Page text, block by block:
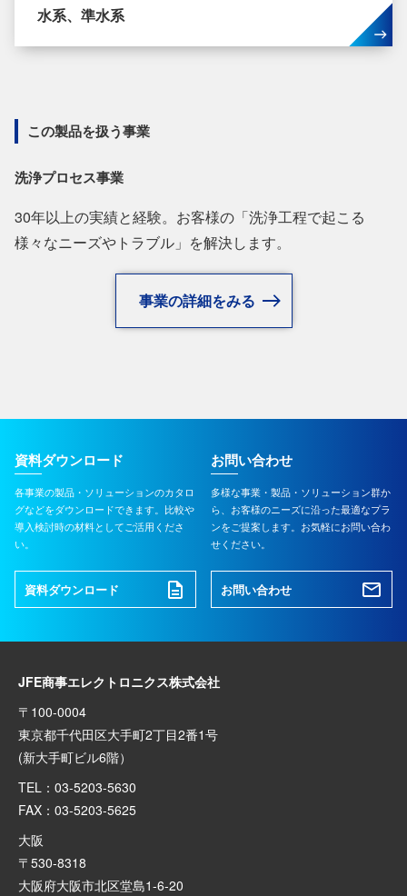
水系、準水系
この製品を扱う事業
洗浄プロセス事業
30年以上の実績と経験。お客様の「洗浄工程で起こる
様々なニーズやトラブル」を解決します。
事業の詳細をみる
資料ダウンロード
各事業の製品・ソリューションのカタロ
グなどをダウンロードできます。比較や
導入検討時の材料としてご活用くださ
い。
資料ダウンロード
お問い合わせ
多様な事業・製品・ソリューション群か
ら、お客様のニーズに沿った最適なプラ
ンをご提案します。お気軽にお問い合わ
せください。
お問い合わせ
JFE商事エレクトロニクス株式会社
〒100-0004
東京都千代田区大手町2丁目2番1号
(新大手町ビル6階）
TEL：03-5203-5630
FAX：03-5203-5625
大阪
〒530-8318
大阪府大阪市北区堂島1-6-20